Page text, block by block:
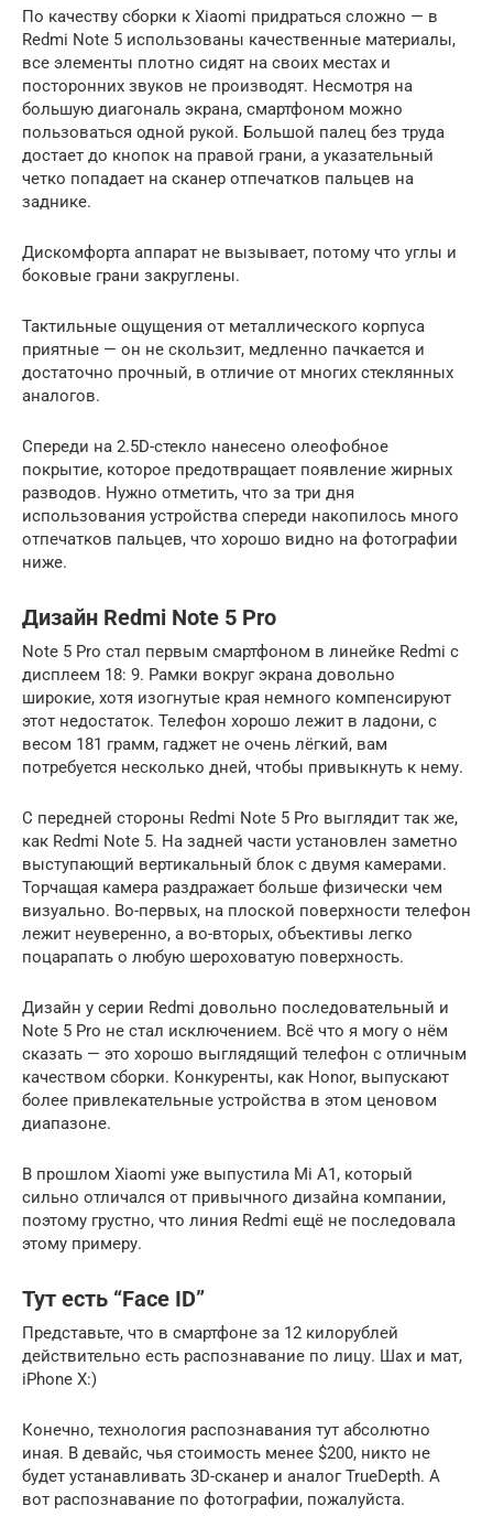
По качеству сборки к Xiaomi придраться сложно — в
Redmi Note 5 использованы качественные материалы,
все элементы плотно сидят на своих местах и
посторонних звуков не производят. Несмотря на
большую диагональ экрана, смартфоном можно
пользоваться одной рукой. Большой палец без труда
достает до кнопок на правой грани, а указательный
четко попадает на сканер отпечатков пальцев на
заднике.
Дискомфорта аппарат не вызывает, потому что углы и
боковые грани закруглены.
Тактильные ощущения от металлического корпуса
приятные — он не скользит, медленно пачкается и
достаточно прочный, в отличие от многих стеклянных
аналогов.
Спереди на 2.5D-стекло нанесено олеофобное
покрытие, которое предотвращает появление жирных
разводов. Нужно отметить, что за три дня
использования устройства спереди накопилось много
отпечатков пальцев, что хорошо видно на фотографии
ниже.
Дизайн Redmi Note 5 Pro
Note 5 Pro стал первым смартфоном в линейке Redmi с
дисплеем 18: 9. Рамки вокруг экрана довольно
широкие, хотя изогнутые края немного компенсируют
этот недостаток. Телефон хорошо лежит в ладони, с
весом 181 грамм, гаджет не очень лёгкий, вам
потребуется несколько дней, чтобы привыкнуть к нему.
С передней стороны Redmi Note 5 Pro выглядит так же,
как Redmi Note 5. На задней части установлен заметно
выступающий вертикальный блок с двумя камерами.
Торчащая камера раздражает больше физически чем
визуально. Во-первых, на плоской поверхности телефон
лежит неуверенно, а во-вторых, объективы легко
поцарапать о любую шероховатую поверхность.
Дизайн у серии Redmi довольно последовательный и
Note 5 Pro не стал исключением. Всё что я могу о нём
сказать — это хорошо выглядящий телефон с отличным
качеством сборки. Конкуренты, как Honor, выпускают
более привлекательные устройства в этом ценовом
диапазоне.
В прошлом Xiaomi уже выпустила Mi A1, который
сильно отличался от привычного дизайна компании,
поэтому грустно, что линия Redmi ещё не последовала
этому примеру.
Тут есть “Face ID”
Представьте, что в смартфоне за 12 килорублей
действительно есть распознавание по лицу. Шах и мат,
iPhone X:)
Конечно, технология распознавания тут абсолютно
иная. В девайс, чья стоимость менее $200, никто не
будет устанавливать 3D-сканер и аналог TrueDepth. А
вот распознавание по фотографии, пожалуйста.